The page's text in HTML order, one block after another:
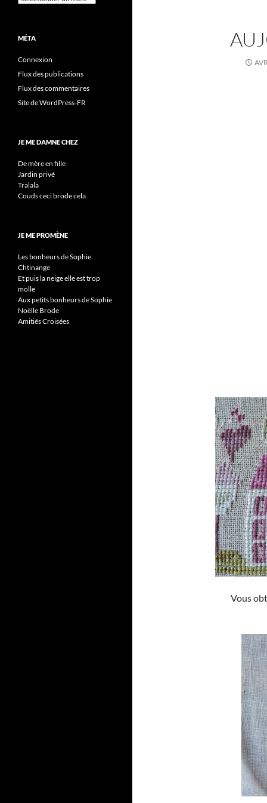
Vous
MÉTA
Connexion
Flux des publications
Flux des commentaires
Site de WordPress-FR
JE ME DAMNE CHEZ
De mère en fille
Jardin privé
Tralala
Couds ceci brode cela
JE ME PROMÈNE
Les bonheurs de Sophie
Chtinange
Et puis la neige elle est trop
molle
Aux petits bonheurs de Sophie
Noëlle Brode
Amitiés Croisées